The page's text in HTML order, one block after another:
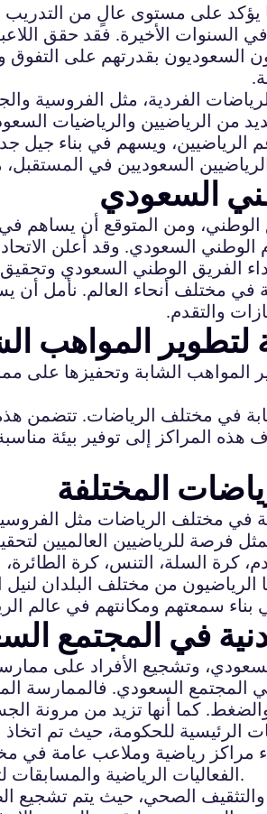
على مستوى عالٍ من التدريب
السنوات الأخيرة. فقد حقق
السعوديون بقدرتهم على التفوق
الفردية، مثل الفروسية
الرياضيين، ويسهم في بناء جيل
السعودي
ومن المتوقع أن يساهم
السعودي. وقد أعلن
الوطني السعودي وتحقيق
مختلف أنحاء العالم. نأمل أن
والتقدم.
لتطوير المواهب
الشابة وتحفيزها على
في مختلف الرياضات. تتضمن
المراكز إلى توفير بيئة
المختلفة
في مختلف الرياضات مثل
فرصة للرياضيين العالميين
كرة السلة، التنس، كرة
من مختلف البلدان
بناء سمعتهم ومكانتهم في عالم
في المجتمع
وتشجيع الأفراد على
في المجتمع السعودي. فالممارسة
كما أنها تزيد من مرونة
للحكومة، حيث تم اتخاذ
مراكز رياضية وملاعب عامة في
الفعاليات الرياضية والمسابقات لتشجيع الناس على ممارسة الرياضة والنشاط البدني.
الصحي، حيث يتم تشجيع